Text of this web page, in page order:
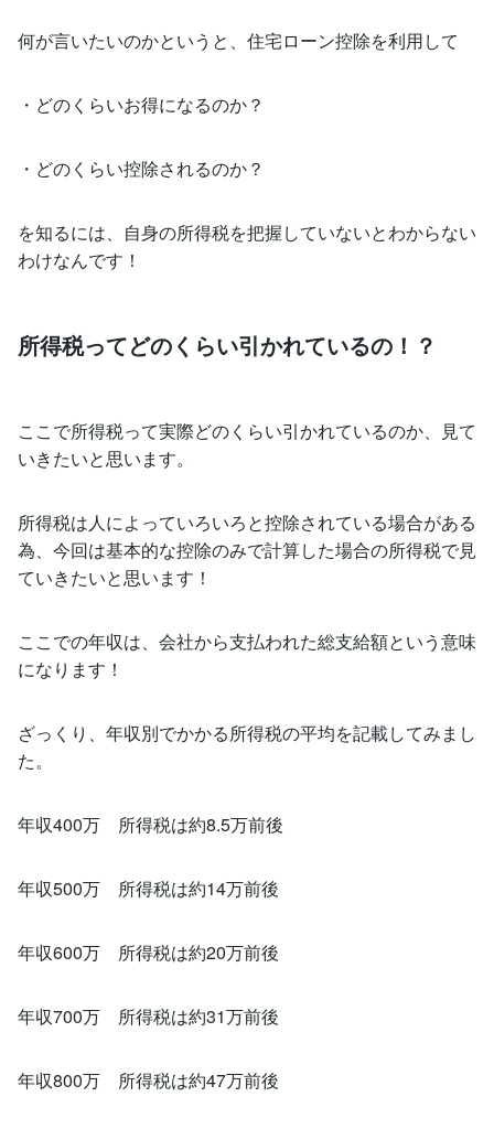
何が言いたいのかというと、住宅ローン控除を利用して
・どのくらいお得になるのか？
・どのくらい控除されるのか？
を知るには、自身の所得税を把握していないとわからない
わけなんです！
所得税ってどのくらい引かれているの！？
ここで所得税って実際どのくらい引かれているのか、見て
いきたいと思います。
所得税は人によっていろいろと控除されている場合がある
為、今回は基本的な控除のみで計算した場合の所得税で見
ていきたいと思います！
ここでの年収は、会社から支払われた総支給額という意味
になります！
ざっくり、年収別でかかる所得税の平均を記載してみまし
た。
年収400万 所得税は約8.5万前後
年収500万 所得税は約14万前後
年収600万 所得税は約20万前後
年収700万 所得税は約31万前後
年収800万 所得税は約47万前後